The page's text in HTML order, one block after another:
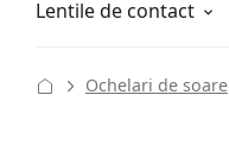
Lentile de contact
Soluții
Cum comandați
Ochelari de soare